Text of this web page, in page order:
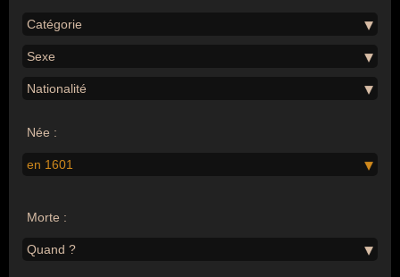
Catégorie
Sexe
Nationalité
Née :
en 1601
Morte :
Quand ?